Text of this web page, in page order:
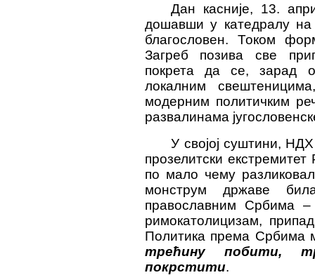
Дан касније, 13.
дошавши у катедралу на
благословен. Током
Загреб позива све
покрета да се, зарад
локалним
модерним политичким
развалинама
У својој суштини,
прозелитски
по мало чему
монструм државе
православним Србима
римокатолицизам,
Политика према Србима
трећину побити,
покрстити.